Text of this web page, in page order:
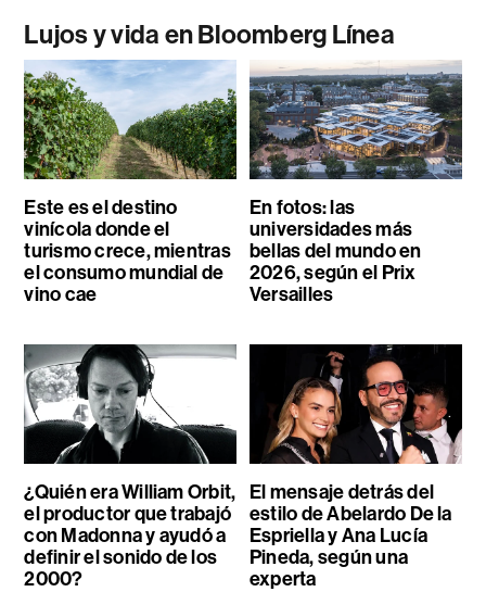
Lujos y vida en Bloomberg Línea
Este es el destino
vinícola donde el
turismo crece, mientras
el consumo mundial de
vino cae
En fotos: las
universidades más
bellas del mundo en
2026, según el Prix
Versailles
¿Quién era William Orbit,
el productor que trabajó
con Madonna y ayudó a
definir el sonido de los
2000?
El mensaje detrás del
estilo de Abelardo De la
Espriella y Ana Lucía
Pineda, según una
experta